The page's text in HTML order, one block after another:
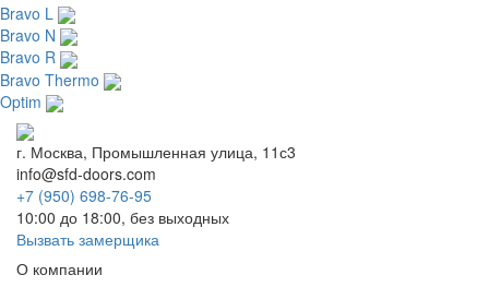
Bravo L
Bravo N
Bravo R
Bravo Thermo
Optim
г. Москва, Промышленная улица, 11с3
info@sfd-doors.com
+7 (950) 698-76-95
10:00 до 18:00, без выходных
Вызвать замерщика
О компании